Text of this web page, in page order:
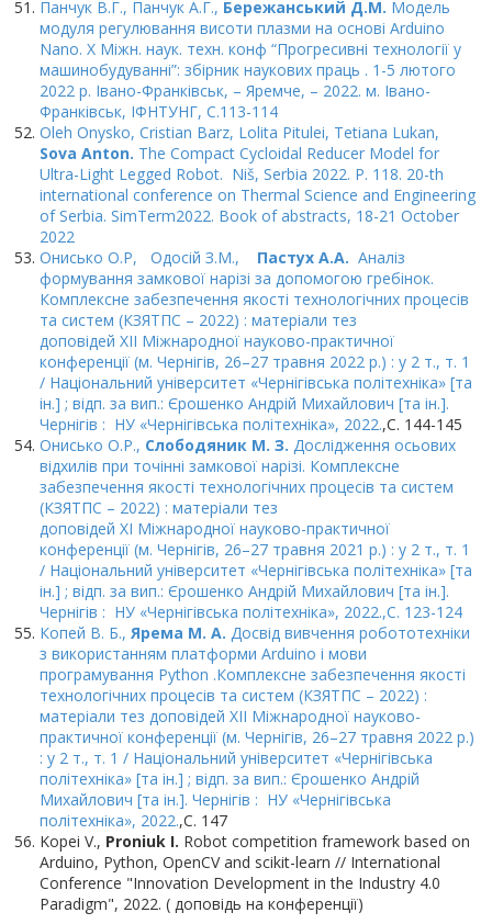
Панчук В.Г., Панчук А.Г., Бережанський Д.М. Модель
модуля регулювання висоти плазми на основі Arduino
Nano. Х Міжн. наук. техн. конф “Прогресивні технології у
машинобудуванні”: збірник наукових праць . 1-5 лютого
2022 р. Івано-Франківськ, – Яремче, – 2022. м. Івано-
Франківськ, ІФНТУНГ, C.113-114
Oleh Onysko, Cristian Barz, Lolita Pitulei, Tetiana Lukan,
Sova Anton. The Compact Cycloidal Reducer Model for
Ultra-Light Legged Robot. Niš, Serbia 2022. P. 118. 20-th
international conference on Thermal Science and Engineering
of Serbia. SimTerm2022. Book of abstracts, 18-21 October
2022
Онисько О.Р, Одосій З.М., Пастух А.А. Аналіз
формування замкової нарізі за допомогою гребінок.
Комплексне забезпечення якості технологічних процесів
та систем (КЗЯТПС – 2022) : матеріали тез
доповідей XІІ Міжнародної науково-практичної
конференції (м. Чернігів, 26–27 травня 2022 р.) : у 2 т., т. 1
/ Національний університет «Чернігівська політехніка» [та
ін.] ; відп. за вип.: Єрошенко Андрій Михайлович [та ін.].
Чернігів : НУ «Чернігівська політехніка», 2022.,С. 144-145
Онисько О.Р., Cлободяник М. З. Дослідження осьових
відхилів при точінні замкової нарізі. Комплексне
забезпечення якості технологічних процесів та систем
(КЗЯТПС – 2022) : матеріали тез
доповідей XІ Міжнародної науково-практичної
конференції (м. Чернігів, 26–27 травня 2021 р.) : у 2 т., т. 1
/ Національний університет «Чернігівська політехніка» [та
ін.] ; відп. за вип.: Єрошенко Андрій Михайлович [та ін.].
Чернігів : НУ «Чернігівська політехніка», 2022.,С. 123-124
Копей В. Б., Ярема М. А. Досвід вивчення робототехніки
з використанням платформи Arduino і мови
програмування Рython .Комплексне забезпечення якості
технологічних процесів та систем (КЗЯТПС – 2022) :
матеріали тез доповідей XІІ Міжнародної науково-
практичної конференції (м. Чернігів, 26–27 травня 2022 р.)
: у 2 т., т. 1 / Національний університет «Чернігівська
політехніка» [та ін.] ; відп. за вип.: Єрошенко Андрій
Михайлович [та ін.]. Чернігів : НУ «Чернігівська
політехніка», 2022.,С. 147
Kopei V., Proniuk I. Robot competition framework based on
Arduino, Python, OpenCV and scikit-learn // International
Conference "Innovation Development in the Industry 4.0
Paradigm", 2022. ( доповідь на конференції)